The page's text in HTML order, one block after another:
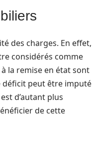
des charges. En effet,
considérés comme
la remise en état sont
déficit peut être imputé
d’autant plus
de cette